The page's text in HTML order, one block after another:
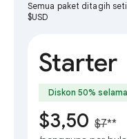
Semua paket ditagih
$USD
Starter
Diskon 50%
$3,50 $7**